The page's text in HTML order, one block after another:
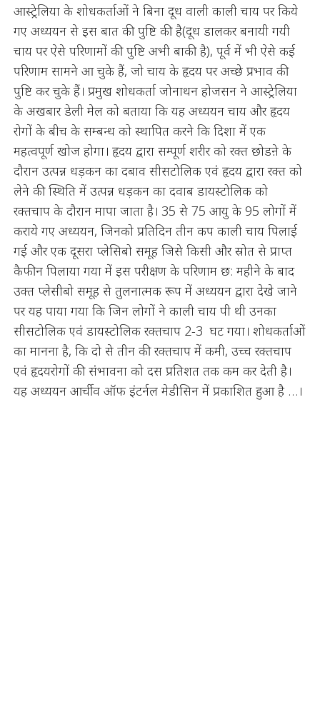
आस्ट्रेलिया के शोधकर्ताओं ने बिना दूध वाली काली चाय पर किये
गए अध्ययन से इस बात की पुष्टि की है(दूध डालकर बनायी गयी
चाय पर ऐसे परिणामों की पुष्टि अभी बाकी है), पूर्व में भी ऐसे कई
परिणाम सामने आ चुके हैं, जो चाय के हृदय पर अच्छे प्रभाव की
पुष्टि कर चुके हैं। प्रमुख शोधकर्ता जोनाथन होजसन ने आस्ट्रेलिया
के अखबार डेली मेल को बताया कि यह अध्ययन चाय और हृदय
रोगों के बीच के सम्बन्ध को स्थापित करने कि दिशा में एक
महत्वपूर्ण खोज होगा। हृदय द्वारा सम्पूर्ण शरीर को रक्त छोडऩे के
दौरान उत्पन्न धड़कन का दबाव सीसटोलिक एवं हृदय द्वारा रक्त को
लेने की स्थिति में उत्पन्न धड़कन का दवाब डायस्टोलिक को
रक्तचाप के दौरान मापा जाता है। 35 से 75 आयु के 95 लोगों में
कराये गए अध्ययन, जिनको प्रतिदिन तीन कप काली चाय पिलाई
गई और एक दूसरा प्लेसिबो समूह जिसे किसी और स्रोत से प्राप्त
कैफीन पिलाया गया में इस परीक्षण के परिणाम छ: महीने के बाद
उक्त प्लेसीबो समूह से तुलनात्मक रूप में अध्ययन द्वारा देखे जाने
पर यह पाया गया कि जिन लोगों ने काली चाय पी थी उनका
सीसटोलिक एवं डायस्टोलिक रक्तचाप 2-3 घट गया। शोधकर्ताओं
का मानना है, कि दो से तीन की रक्तचाप में कमी, उच्च रक्तचाप
एवं हृदयरोगों की संभावना को दस प्रतिशत तक कम कर देती है।
यह अध्ययन आर्चीव ऑफ इंटर्नल मेडीसिन में प्रकाशित हुआ है …।